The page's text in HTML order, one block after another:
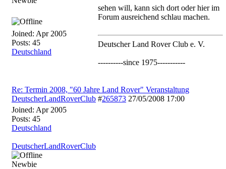
Joined: Apr 2005
Posts: 45
Deutschland
sehen will, kann sich dort oder hier im
Forum ausreichend schlau machen.
Deutscher Land Rover Club e. V.
----------since 1975-----------
Re: Termin 2008, "60 Jahre Land Rover" Veranstaltung
DeutscherLandRoverClub #265873 27/05/2008 17:00
Joined: Apr 2005
Posts: 45
Deutschland
DeutscherLandRoverClub
Newbie